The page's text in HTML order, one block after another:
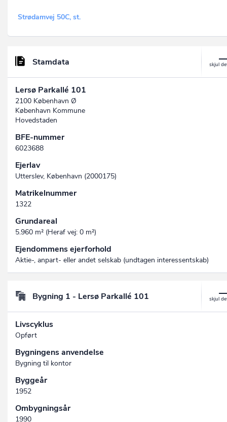
Strødamvej 50C, st.
Stamdata
Lersø Parkallé 101
2100 København Ø
København Kommune
Hovedstaden
BFE-nummer
6023688
Ejerlav
Utterslev, København (2000175)
Matrikelnummer
1322
Grundareal
5.960 m² (Heraf vej: 0 m²)
Ejendommens ejerforhold
Aktie-, anpart- eller andet selskab (undtagen interessent­skab)
Bygning 1 - Lersø Parkallé 101
Livscyklus
Opført
Bygningens anvendelse
Bygning til kontor
Byggeår
1952
Ombygningsår
1990